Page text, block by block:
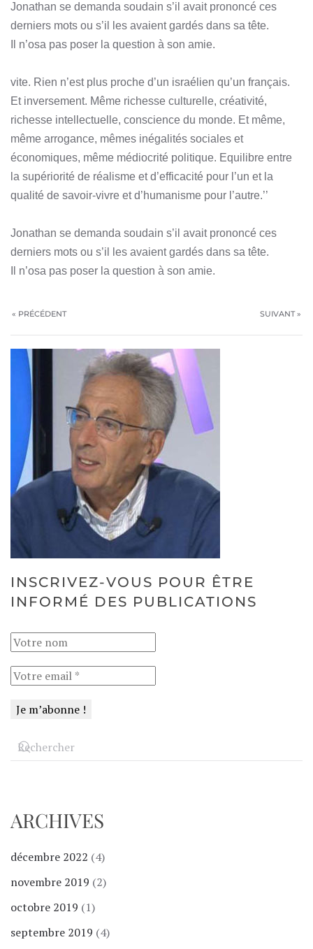
Jonathan se demanda soudain s’il avait prononcé ces
derniers mots ou s’il les avaient gardés dans sa tête.
Il n’osa pas poser la question à son amie.
vite. Rien n’est plus proche d’un israélien qu’un français.
Et inversement. Même richesse culturelle, créativité,
richesse intellectuelle, conscience du monde. Et même,
même arrogance, mêmes inégalités sociales et
économiques, même médiocrité politique. Equilibre entre
la supériorité de réalisme et d’efficacité pour l’un et la
qualité de savoir-vivre et d’humanisme pour l’autre.’’
Jonathan se demanda soudain s’il avait prononcé ces
derniers mots ou s’il les avaient gardés dans sa tête.
Il n’osa pas poser la question à son amie.
« PRÉCÉDENT SUIVANT »
INSCRIVEZ-VOUS POUR ÊTRE
INFORMÉ DES PUBLICATIONS
ARCHIVES
décembre 2022 (4)
novembre 2019 (2)
octobre 2019 (1)
septembre 2019 (4)